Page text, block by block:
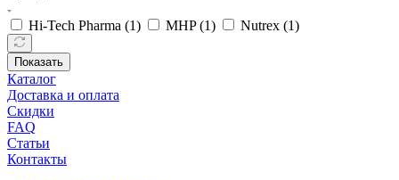
Hi-Tech Pharma (1) MHP (1) Nutrex (1)
Показать
Каталог
Доставка и оплата
Скидки
FAQ
Статьи
Контакты